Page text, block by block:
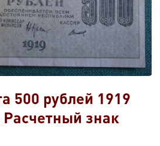
500 рублей 1919
Расчетный знак